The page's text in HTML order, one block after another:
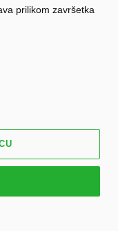
prilikom završetka